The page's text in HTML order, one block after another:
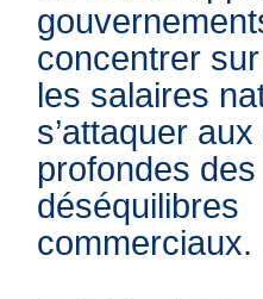
concentrer sur
les salaires
s’attaquer
profondes des
déséquilibres
commerciaux.